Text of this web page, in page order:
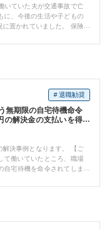
任せたことによって、Aさ
く、親族と協議することが
該当とされた後遺障害の認
議申立をすることになりま
況についての追記を依頼
する結果となりました。
いていた夫が交通事故で亡
に、今後の生活や子どもの
に置かれていました。 保険
容が適正なのか判断できな
料の算定を改めて行いま
なりました。依頼者側の事
盤の大きさを丁寧に主張
保険会社提示額から約３２
至りました。死亡事故は
いため、整理して交渉す
メント】 死亡事故では、精
など、多くの資料整理が必
きく見えても、計算の前提
整理と実務的な交渉を並行
# 退職勧奨
無期限の自宅待機命令
の解決金の支払いを得
解決事例となります。 【ご
て働いていたところ、職場
自宅待機を命令されてしま
復帰させてほしいと勤務先
内容】 Aさんとしては、